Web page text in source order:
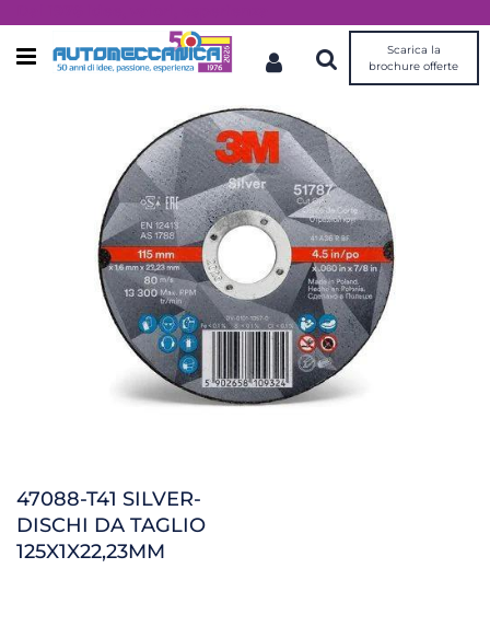
Open menu
Scarica la
brochure offerte
47088-T41 SILVER-
DISCHI DA TAGLIO
125X1X22,23MM